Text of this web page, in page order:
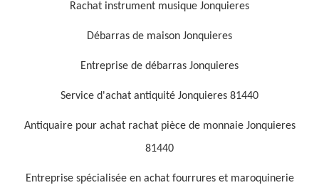
Rachat instrument musique Jonquieres
Débarras de maison Jonquieres
Entreprise de débarras Jonquieres
Service d'achat antiquité Jonquieres 81440
Antiquaire pour achat rachat pièce de monnaie Jonquieres
81440
Entreprise spécialisée en achat fourrures et maroquinerie